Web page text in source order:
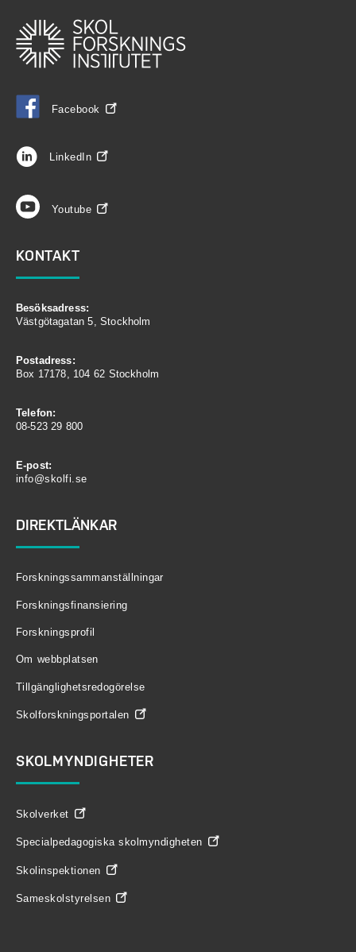
Facebook
LinkedIn
Youtube
KONTAKT
Besöksadress:
Västgötagatan 5, Stockholm
Postadress:
Box 17178, 104 62 Stockholm
Telefon:
08-523 29 800
E-post:
info@skolfi.se
DIREKTLÄNKAR
Forskningssammanställningar
Forskningsfinansiering
Forskningsprofil
Om webbplatsen
Tillgänglighetsredogörelse
Skolforskningsportalen
SKOLMYNDIGHETER
Skolverket
Specialpedagogiska skolmyndigheten
Skolinspektionen
Sameskolstyrelsen